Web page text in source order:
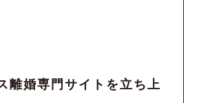
離婚専門サイトを立ち上